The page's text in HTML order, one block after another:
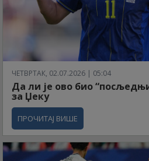
ЧЕТВРТАК, 02.07.2026 | 05:04
Да ли је ово био
за Џеку
ПРОЧИТАЈ ВИШЕ